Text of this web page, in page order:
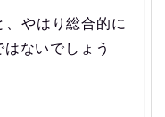
やはり総合的に
ないでしょう